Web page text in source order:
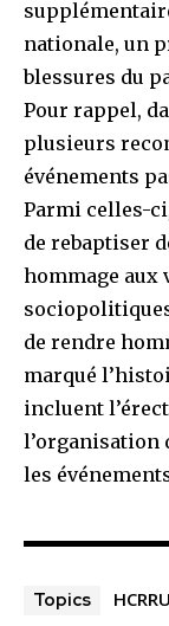
nationale, un
blessures du
Pour rappel,
plusieurs
événements
Parmi celles-
de rebaptiser
hommage aux
de rendre
marqué
incluent
l’organisation
les
Topics